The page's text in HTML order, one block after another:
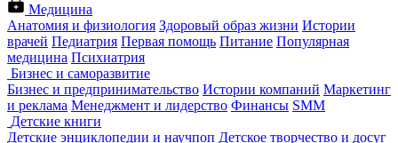
Медицина
Анатомия и физиология Здоровый образ жизни Истории
врачей Педиатрия Первая помощь Питание Популярная
медицина Психиатрия
Бизнес и саморазвитие
Бизнес и предпринимательство Истории компаний Маркетинг
и реклама Менеджмент и лидерство Финансы SMM
Детские книги
Детские энциклопедии и научпоп Детское творчество и досуг